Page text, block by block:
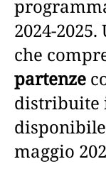
2024-
che
partenze
distribuite
maggio